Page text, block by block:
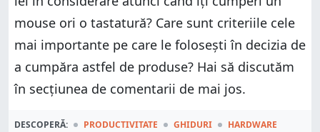
mouse ori o tastatură? Care sunt criteriile cele
mai importante pe care le folosești în decizia de
a cumpăra astfel de produse? Hai să discutăm
în secțiunea de comentarii de mai jos.
DESCOPERĂ: PRODUCTIVITATE GHIDURI
HARDWARE